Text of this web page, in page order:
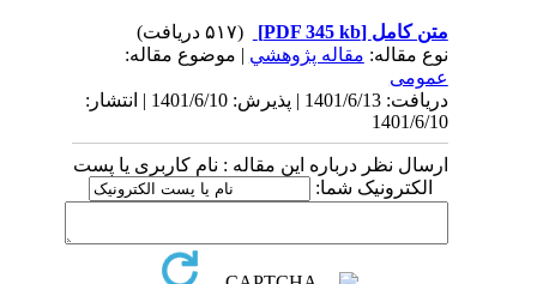
متن کامل[PDF 345 kb]
نوع مقاله:مقاله پژوهشي| موضوع مقاله:
عمومى
دریافت: 1401/6/13 | پذیرش: 1401/6/10 | انتشار:
1401/6/10
ارسال نظر درباره این مقاله : نام کاربری یا پست
الکترونیک شما: